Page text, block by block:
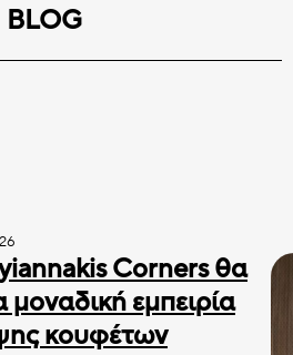
BLOG
Corners θα
μοναδική εμπειρία
κουφέτων